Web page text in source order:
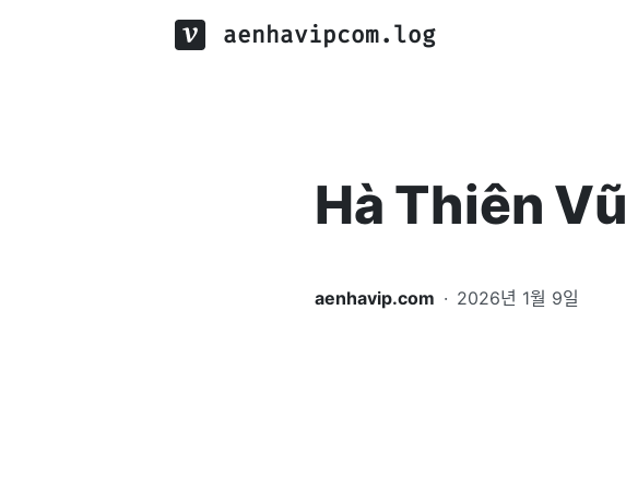
aenhavipcom.log
Hà Thiên Vũ
aenhavip.com · 2026년 1월 9일